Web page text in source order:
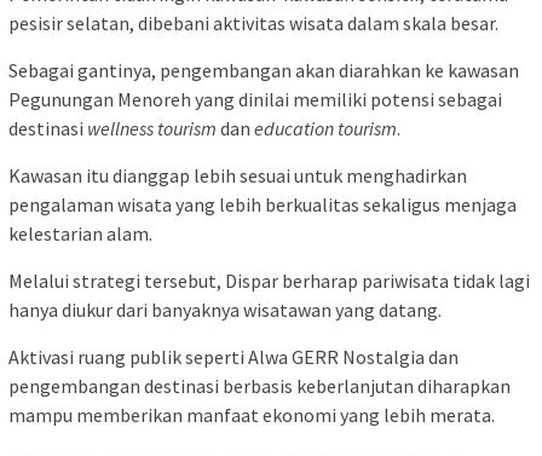
pesisir selatan, dibebani aktivitas wisata dalam skala besar.
Sebagai gantinya, pengembangan akan diarahkan ke kawasan
Pegunungan Menoreh yang dinilai memiliki potensi sebagai
destinasi wellness tourism dan education tourism.
Kawasan itu dianggap lebih sesuai untuk menghadirkan
pengalaman wisata yang lebih berkualitas sekaligus menjaga
kelestarian alam.
Melalui strategi tersebut, Dispar berharap pariwisata tidak lagi
hanya diukur dari banyaknya wisatawan yang datang.
Aktivasi ruang publik seperti Alwa GERR Nostalgia dan
pengembangan destinasi berbasis keberlanjutan diharapkan
mampu memberikan manfaat ekonomi yang lebih merata.